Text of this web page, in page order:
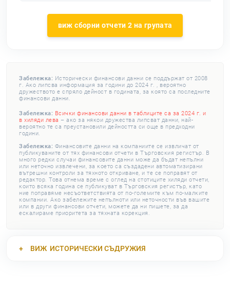
виж сборни отчети 2 на групата
Забележка: Исторически финансови данни се поддържат от 2008
г. Ако липсва информация за години до 2024 г. , вероятно
дружеството е спряло дейност в годината, за която са последните
финансови данни.
Забележка: Всички финансови данни в таблиците са за 2024 г. и
в хиляди лева – ако за някои дружества липсват данни, най-
вероятно те са преустановили дейността си още в предходни
години.
Забележка: Финансовите данни на компаниите се извличат от
публикуваните от тях финансови отчети в Търговския регистър. В
много редки случаи финансовите данни може да бъдат непълни
или неточно извлечени, за което са създадени автоматизирани
вътрешни контроли за тяхното откриване, и те се поправят от
редактор. Това отнема време с оглед на стотиците хиляди отчети,
които всяка година се публикуват в Търговския регистър, като
ние поправяме несъответствията от по-големите към по-малките
компании. Ако забележите непълноти или неточности във вашите
или в други финансови отчети, можете да ни пишете, за да
ескалираме приоритета за тяхната корекция.
ВИЖ ИСТОРИЧЕСКИ СЪДРУЖИЯ